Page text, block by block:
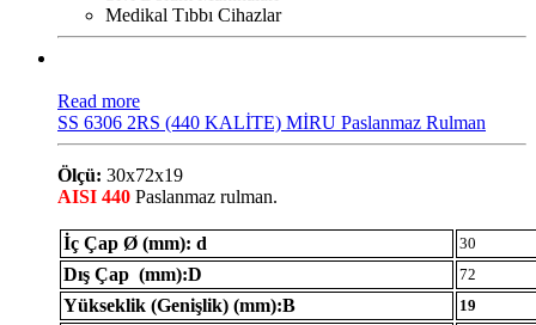
Medikal Tıbbı Cihazlar
Read more
SS 6306 2RS (440 KALİTE) MİRU Paslanmaz Rulman
Ölçü: 30x72x19
AISI 440 Paslanmaz rulman.
İç Çap Ø (mm): d 30
Dış Çap (mm):D 72
Yükseklik (Genişlik) (mm):B 19